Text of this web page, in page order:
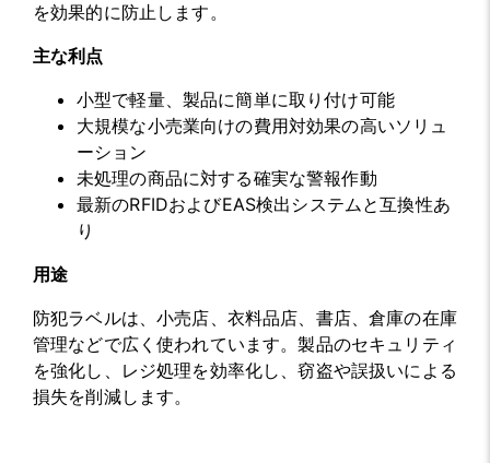
を効果的に防止します。
主な利点
小型で軽量、製品に簡単に取り付け可能
大規模な小売業向けの費用対効果の高いソリュ
ーション
未処理の商品に対する確実な警報作動
最新のRFIDおよびEAS検出システムと互換性あ
り
用途
防犯ラベルは、小売店、衣料品店、書店、倉庫の在庫
管理などで広く使われています。製品のセキュリティ
を強化し、レジ処理を効率化し、窃盗や誤扱いによる
損失を削減します。